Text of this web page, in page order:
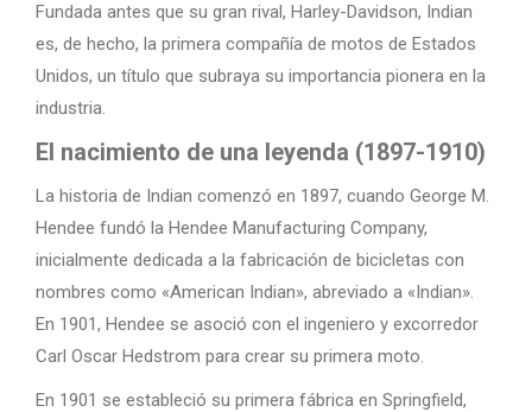
Fundada antes que su gran rival, Harley-Davidson, Indian
es, de hecho, la primera compañía de motos de Estados
Unidos, un título que subraya su importancia pionera en la
industria.
El nacimiento de una leyenda (1897-1910)
La historia de Indian comenzó en 1897, cuando George M.
Hendee fundó la Hendee Manufacturing Company,
inicialmente dedicada a la fabricación de bicicletas con
nombres como «American Indian», abreviado a «Indian».
En 1901, Hendee se asoció con el ingeniero y excorredor
Carl Oscar Hedstrom para crear su primera moto.
En 1901 se estableció su primera fábrica en Springfield,